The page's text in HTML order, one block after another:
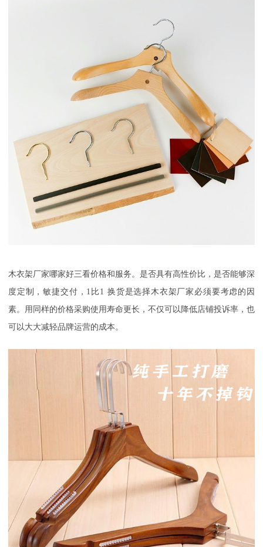
木衣架厂家哪家好三看价格和服务。是否具有高性价比，是否能够深
度定制，敏捷交付， 1 比 1 换货是选择木衣架厂家必须要考虑的因
素。用同样的价格采购使用寿命更长，不仅可以降低店铺投诉率，也
可以大大减轻品牌运营的成本。